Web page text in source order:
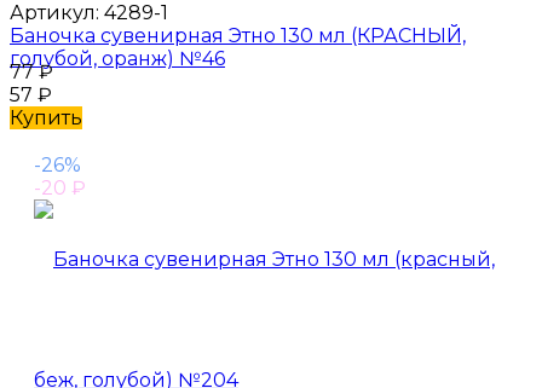
Артикул: 4289-1
Баночка сувенирная Этно 130 мл (КРАСНЫЙ,
голубой, оранж) №46
77₽
57 ₽
Купить
-26%
-20 ₽